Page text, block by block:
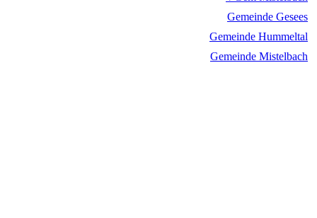
Gemeinde Gesees
Gemeinde Hummeltal
Gemeinde Mistelbach